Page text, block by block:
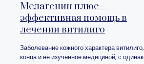
Мелагенин плюс –
эффективная помощь в
лечении витилиго
Заболевание кожного характера
конца и не изученное медициной, с